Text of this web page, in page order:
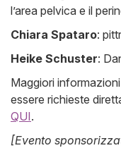
l’area pelvica e il
Chiara Spataro:
Heike Schuster:
Maggiori
essere richieste
QUI.
[Evento